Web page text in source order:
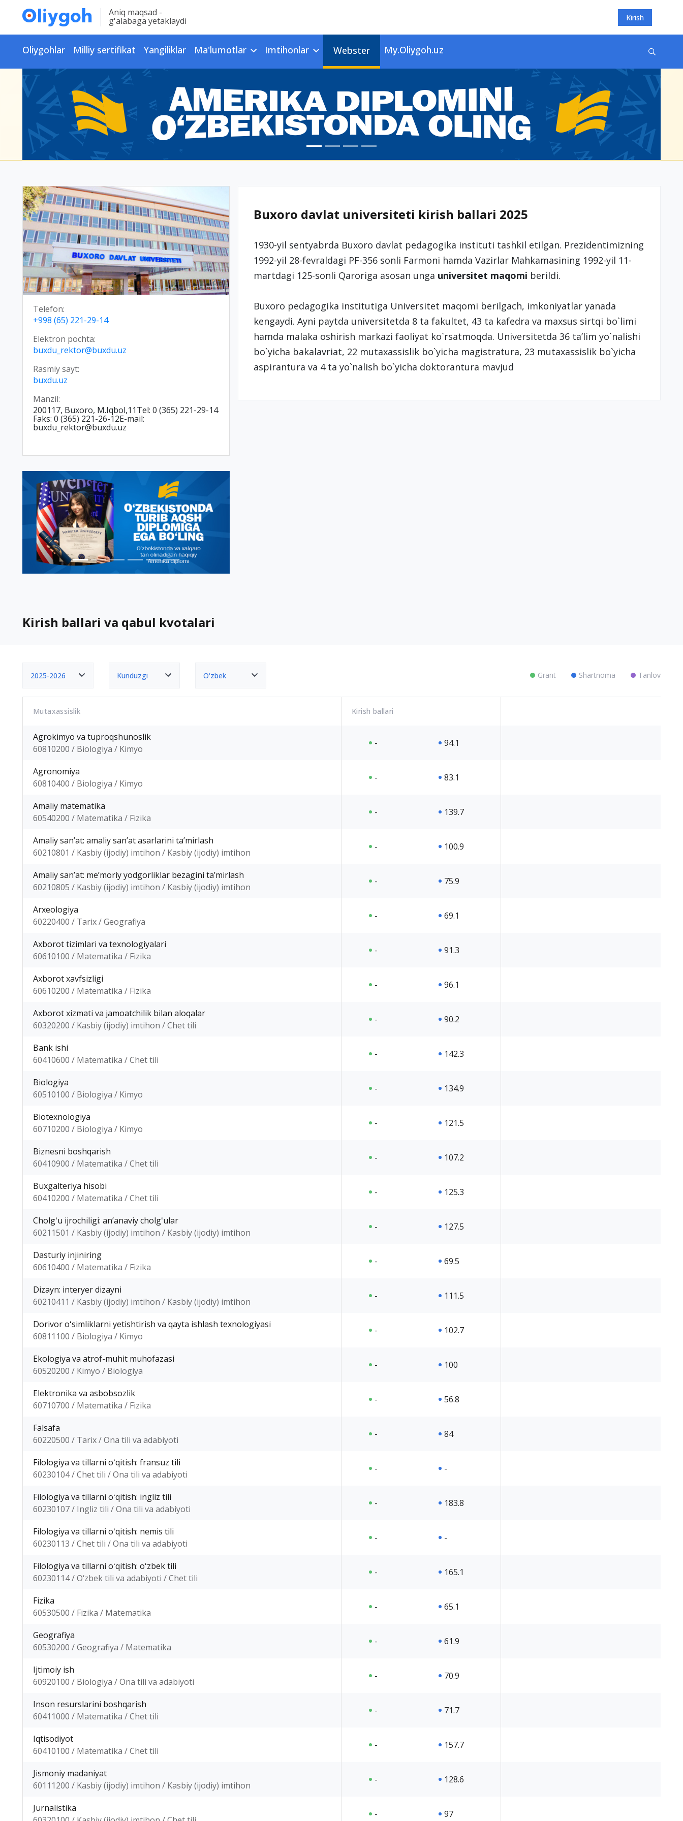
Aniq maqsad -
g'alabaga yetaklaydi Kirish
Oliygohlar Milliy sertifikat Yangiliklar Ma'lumotlar Imtihonlar Webster My.Oliygoh.uz
Telefon:
+998 (65) 221-29-14
Elektron pochta:
buxdu_rektor@buxdu.uz
Rasmiy sayt:
buxdu.uz
Manzil:
200117, Buxoro, M.Iqbol,11Tel: 0 (365) 221-29-14
Faks: 0 (365) 221-26-12E-mail:
buxdu_rektor@buxdu.uz
Buxoro davlat universiteti kirish ballari 2025
1930-yil sentyabrda Buxoro davlat pedagogika instituti tashkil etilgan. Prezidentimizning
1992-yil 28-fevraldagi PF-356 sonli Farmoni hamda Vazirlar Mahkamasining 1992-yil 11-
martdagi 125-sonli Qaroriga asosan unga universitet maqomi berildi.
Buхоrо pеdagоgika institutiga Univеrsitеt maqоmi bеrilgach, imkоniyatlar yanada
kеngaydi. Ayni paytda univеrsitеtda 8 ta fakultеt, 43 ta kafеdra va maхsus sirtqi bo`limi
hamda malaka оshirish markazi faоliyat ko`rsatmоqda. Univеrsitеtda 36 ta’lim yo`nalishi
bo`yicha bakalavriat, 22 mutaхassislik bo`yicha magistratura, 23 mutaхassislik bo`yicha
aspirantura va 4 ta yo`nalish bo`yicha dоktоrantura mavjud
Kirish ballari va qabul kvotalari
2025-2026 Kunduzgi O‘zbek Grant Shartnoma Tanlov
Mutaxassislik Kirish ballari
Agrokimyo va tuproqshunoslik
60810200 / Biologiya / Kimyo
- 94.1
Agronomiya
60810400 / Biologiya / Kimyo
- 83.1
Amaliy matematika
60540200 / Matematika / Fizika
- 139.7
Amaliy sanʼat: amaliy sanʼat asarlarini taʼmirlash
60210801 / Kasbiy (ijodiy) imtihon / Kasbiy (ijodiy) imtihon
- 100.9
Amaliy sanʼat: meʼmoriy yodgorliklar bezagini taʼmirlash
60210805 / Kasbiy (ijodiy) imtihon / Kasbiy (ijodiy) imtihon
- 75.9
Arxeologiya
60220400 / Tarix / Geografiya
- 69.1
Axborot tizimlari va texnologiyalari
60610100 / Matematika / Fizika
- 91.3
Axborot xavfsizligi
60610200 / Matematika / Fizika
- 96.1
Axborot xizmati va jamoatchilik bilan aloqalar
60320200 / Kasbiy (ijodiy) imtihon / Chet tili
- 90.2
Bank ishi
60410600 / Matematika / Chet tili
- 142.3
Biologiya
60510100 / Biologiya / Kimyo
- 134.9
Biotexnologiya
60710200 / Biologiya / Kimyo
- 121.5
Biznesni boshqarish
60410900 / Matematika / Chet tili
- 107.2
Buxgalteriya hisobi
60410200 / Matematika / Chet tili
- 125.3
Cholgʻu ijrochiligi: anʼanaviy cholgʻular
60211501 / Kasbiy (ijodiy) imtihon / Kasbiy (ijodiy) imtihon
- 127.5
Dasturiy injiniring
60610400 / Matematika / Fizika
- 69.5
Dizayn: interyer dizayni
60210411 / Kasbiy (ijodiy) imtihon / Kasbiy (ijodiy) imtihon
- 111.5
Dorivor oʻsimliklarni yetishtirish va qayta ishlash texnologiyasi
60811100 / Biologiya / Kimyo
- 102.7
Ekologiya va atrof-muhit muhofazasi
60520200 / Kimyo / Biologiya
- 100
Elektronika va asbobsozlik
60710700 / Matematika / Fizika
- 56.8
Falsafa
60220500 / Tarix / Ona tili va adabiyoti
- 84
Filologiya va tillarni oʻqitish: fransuz tili
60230104 / Chet tili / Ona tili va adabiyoti
- -
Filologiya va tillarni oʻqitish: ingliz tili
60230107 / Ingliz tili / Ona tili va adabiyoti
- 183.8
Filologiya va tillarni oʻqitish: nemis tili
60230113 / Chet tili / Ona tili va adabiyoti
- -
Filologiya va tillarni oʻqitish: oʻzbek tili
60230114 / O‘zbek tili va adabiyoti / Chet tili
- 165.1
Fizika
60530500 / Fizika / Matematika
- 65.1
Geografiya
60530200 / Geografiya / Matematika
- 61.9
Ijtimoiy ish
60920100 / Biologiya / Ona tili va adabiyoti
- 70.9
Inson resurslarini boshqarish
60411000 / Matematika / Chet tili
- 71.7
Iqtisodiyot
60410100 / Matematika / Chet tili
- 157.7
Jismoniy madaniyat
60111200 / Kasbiy (ijodiy) imtihon / Kasbiy (ijodiy) imtihon
- 128.6
Jurnalistika
- 97